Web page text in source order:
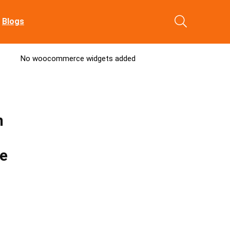
Blogs
No woocommerce widgets added